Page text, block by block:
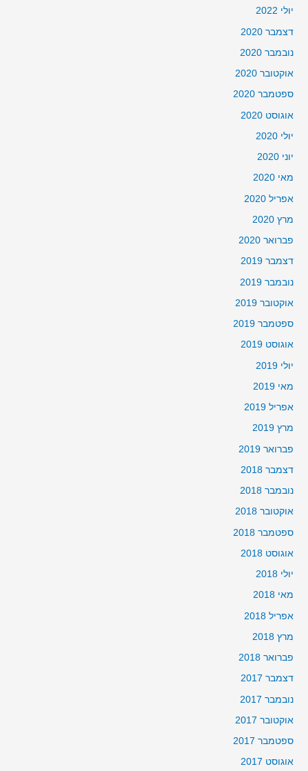
יולי 2022
דצמבר 2020
נובמבר 2020
אוקטובר 2020
ספטמבר 2020
אוגוסט 2020
יולי 2020
יוני 2020
מאי 2020
אפריל 2020
מרץ 2020
פברואר 2020
דצמבר 2019
נובמבר 2019
אוקטובר 2019
ספטמבר 2019
אוגוסט 2019
יולי 2019
מאי 2019
אפריל 2019
מרץ 2019
פברואר 2019
דצמבר 2018
נובמבר 2018
אוקטובר 2018
ספטמבר 2018
אוגוסט 2018
יולי 2018
מאי 2018
אפריל 2018
מרץ 2018
פברואר 2018
דצמבר 2017
נובמבר 2017
אוקטובר 2017
ספטמבר 2017
אוגוסט 2017